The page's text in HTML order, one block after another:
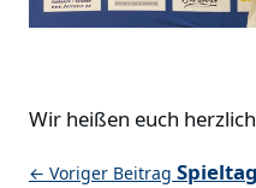
Wir heißen euch
← Voriger Beitrag